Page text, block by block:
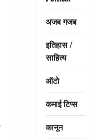
अजब गजब
इतिहास /
साहित्य
ऑटो
कमाई टिप्स
कानून